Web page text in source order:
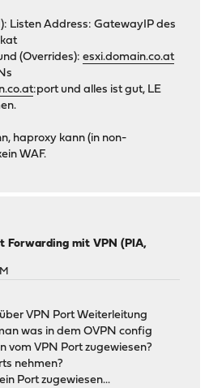
Listen Address: GatewayIP des
(Overrides):esxi.domain.co.at
:port und alles ist gut, LE
haproxy kann (in non-
WAF.
Forwarding mit VPN (PIA,
VPN Port Weiterleitung
was in dem OVPN config
vom VPN Port zugewiesen?
nehmen?
Port zugewiesen...